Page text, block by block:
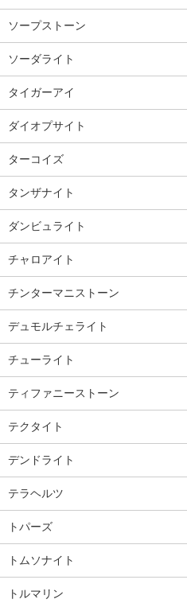
ソープストーン
ソーダライト
タイガーアイ
ダイオプサイト
ターコイズ
タンザナイト
ダンビュライト
チャロアイト
チンターマニストーン
デュモルチェライト
チューライト
ティファニーストーン
テクタイト
デンドライト
テラヘルツ
トパーズ
トムソナイト
トルマリン